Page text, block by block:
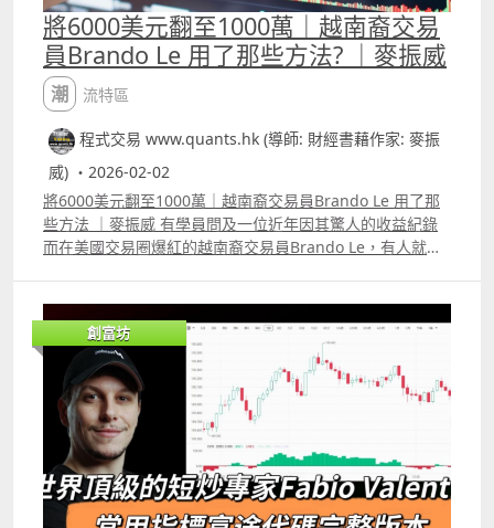
將6000美元翻至1000萬｜越南裔交易
員Brando Le 用了那些方法? ｜麥振威
潮流特區
程式交易 www.quants.hk (導師: 財經書藉作家: 麥振
威) ・2026-02-02
將6000美元翻至1000萬｜越南裔交易員Brando Le 用了那
些方法 ｜麥振威 有學員問及一位近年因其驚人的收益紀錄
而在美國交易圈爆紅的越南裔交易員Brando Le，有人就稱
內賺取了 270 萬美元。 另外，外界傳聞他曾在6年間將一個
只有6,000 美元的帳戶翻到超過 1,000 萬美元。 根據公開資
料，他用的策略其實不太複雜，正如他所說交易策略就是要
維持簡單： 1）週線圖找到支持位，但價格仍在整固 2）等
市場出現催化劑立即Long Call 以小搏大 但怎樣才算是支持
位 其實不一定要用一些「齊頭位」當作支持位，我們可以利
用程式建立一個機率模型，當股價跌至不同的價位時，計算
它反彈的機率有多大。Patreon 及YouTube高級會員的影片
中，留言區有相關的完整代碼。
創富坊